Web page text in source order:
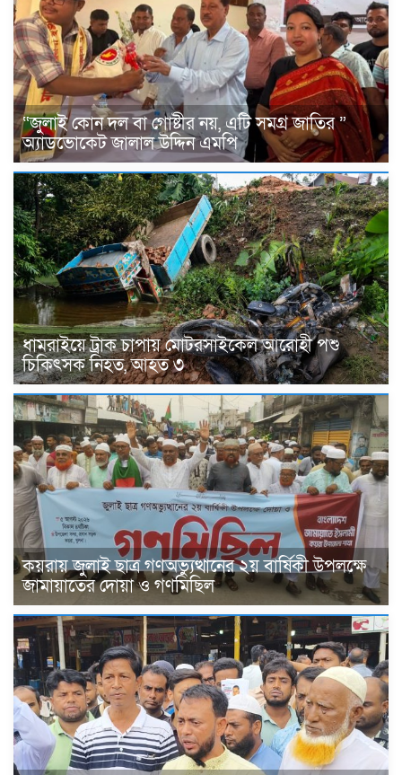
“জুলাই কোন দল বা গোষ্টীর নয়, এটি সমগ্র জাতির ”
অ্যাডভোকেট জালাল উদ্দিন এমপি
ধামরাইয়ে ট্রাক চাপায় মোটরসাইকেল আরোহী পশু
চিকিৎসক নিহত, আহত ৩
কয়রায় জুলাই ছাত্র গণঅভ্যুত্থানের ২য় বার্ষিকী উপলক্ষে
জামায়াতের দোয়া ও গণমিছিল